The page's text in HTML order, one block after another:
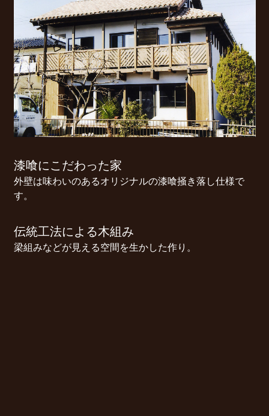
漆喰にこだわった家
外壁は味わいのあるオリジナルの漆喰掻き落し仕様で
す。
伝統工法による木組み
梁組みなどが見える空間を生かした作り。